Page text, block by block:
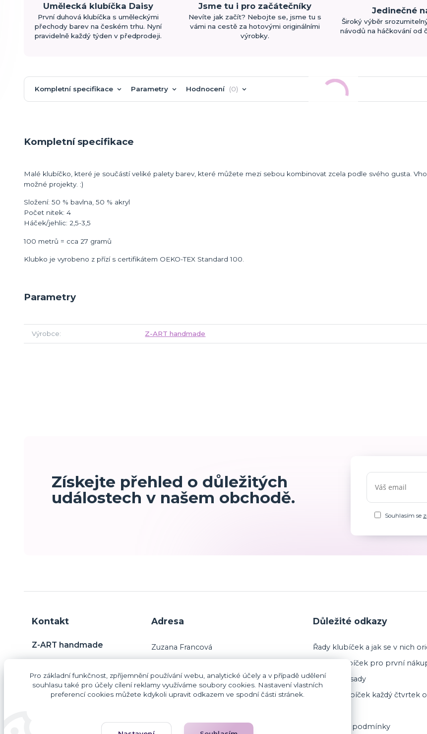
Umělecká klubíčka Daisy
První duhová klubíčka s uměleckými
přechody barev na českém trhu. Nyní
pravidelně každý týden v předprodeji.
Jsme tu i pro začátečníky
Nevíte jak začít? Nebojte se, jsme tu s
vámi na cestě za hotovými originálními
výrobky.
Jedinečné
Široký výběr
návodů na háčkování od
Kompletní specifikace Parametry Hodnocení 0
Kompletní specifikace
Malé klubíčko, které je součástí veliké palety barev, které můžete mezi sebou kombinovat zcela podle svého gusta.
možné projekty. :)
Složení: 50 % bavlna, 50 % akryl
Počet nitek: 4
Háček/jehlic: 2,5-3,5
100 metrů = cca 27 gramů
Klubko je vyrobeno z přízí s certifikátem OEKO-TEX Standard 100.
Parametry
Výrobce Z-ART handmade
Získejte přehled o důležitých
událostech v našem obchodě.
Souhlasím se
Adresa
Zuzana Francová
29445 Jabkenice
IČO: 87406187
Důležité odkazy
Řady klubíček a jak se v nich
Výběr klubíček pro první
startovací sady
Prodej klubíček každý čtvrtek
Obchodní podmínky
Kontakt
Z-ART handmade
Zuzana Francová
Pro základní funkčnost, zpříjemnění používání webu, analytické účely a v případě udělení
souhlasu také pro účely cílení reklamy využíváme soubory cookies. Nastavení vlastních
preferencí cookies můžete kdykoli upravit odkazem ve spodní části stránek.